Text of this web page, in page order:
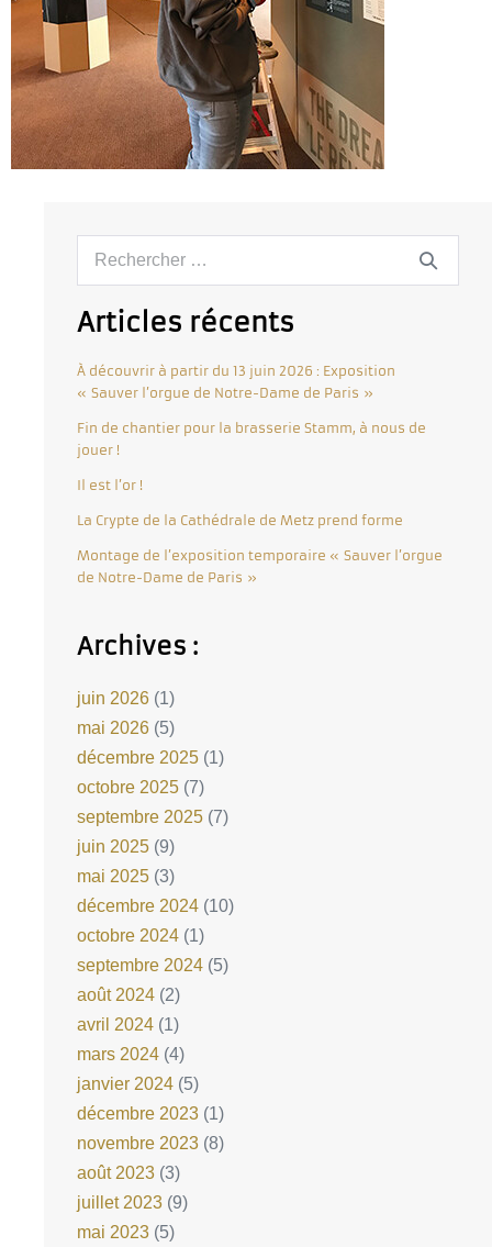
Articles récents
À découvrir à partir du 13 juin 2026 : Exposition
« Sauver l’orgue de Notre-Dame de Paris »
Fin de chantier pour la brasserie Stamm, à nous de
jouer !
Il est l’or !
La Crypte de la Cathédrale de Metz prend forme
Montage de l’exposition temporaire « Sauver l’orgue
de Notre-Dame de Paris »
Archives :
juin 2026 (1)
mai 2026 (5)
décembre 2025 (1)
octobre 2025 (7)
septembre 2025 (7)
juin 2025 (9)
mai 2025 (3)
décembre 2024 (10)
octobre 2024 (1)
septembre 2024 (5)
août 2024 (2)
avril 2024 (1)
mars 2024 (4)
janvier 2024 (5)
décembre 2023 (1)
novembre 2023 (8)
août 2023 (3)
juillet 2023 (9)
mai 2023 (5)